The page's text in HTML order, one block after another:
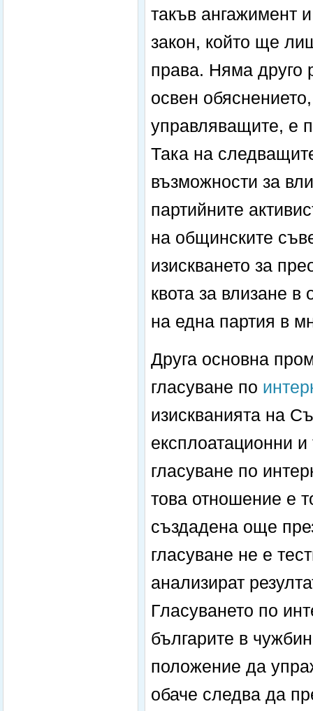
такъв ангажимент
закон, който ще
права. Няма друго
освен
управляващите, е
Така на
възможности за
партийните
на общинските
изискването за
квота за влизане
на една партия в
Друга основна
гласуване по
изискванията на
експлоатационни
гласуване по
това отношение е
създадена още
гласуване не е
анализират
Гласуването по
българите в
положение да
обаче следва да